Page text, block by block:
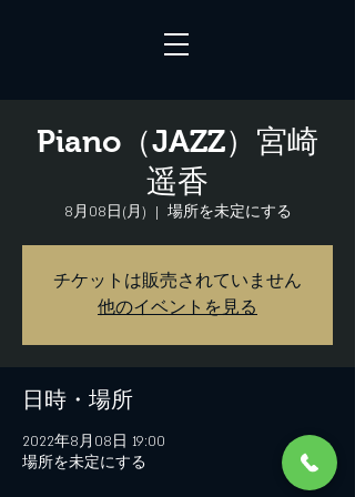
Piano（JAZZ）宮崎
遥香
8月08日(月)
  |
場所を未定にする
チケットは販売されていません
他のイベントを見る
日時・場所
2022年8月08日 19:00
場所を未定にする